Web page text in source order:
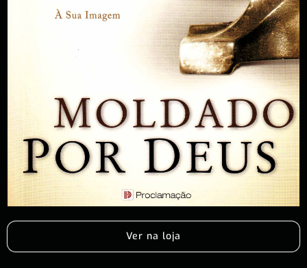
Ver na loja